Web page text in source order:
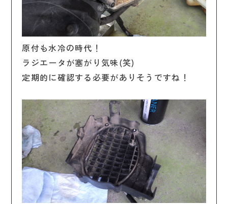
原付も水冷の時代！
ラジエータが塞がり気味(笑)
定期的に確認する必要がありそうですね！